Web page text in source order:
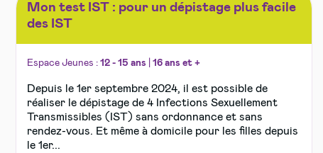
Mon test IST : pour un dépistage plus facile
des IST
Espace Jeunes : 12 - 15 ans 16 ans et +
Depuis le 1er septembre 2024, il est possible de
réaliser le dépistage de 4 Infections Sexuellement
Transmissibles (IST) sans ordonnance et sans
rendez-vous. Et même à domicile pour les filles depuis
le 1er...